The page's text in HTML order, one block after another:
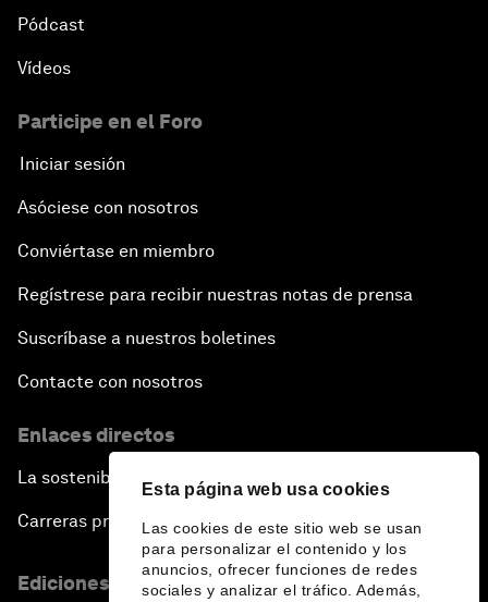
Esta página web usa cookies
Las cookies de este sitio web se usan
para personalizar el contenido y los
anuncios, ofrecer funciones de redes
sociales y analizar el tráfico. Además,
Pódcast
Vídeos
Participe en el Foro
Iniciar sesión
Asóciese con nosotros
Conviértase en miembro
Regístrese para recibir nuestras notas de prensa
Suscríbase a nuestros boletines
Contacte con nosotros
Enlaces directos
La sostenibilidad en el Foro
Carreras profesionales
Ediciones en otros idiomas